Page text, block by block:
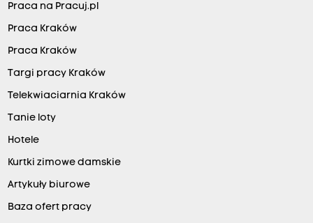
Praca na Pracuj.pl
Praca Kraków
Praca Kraków
Targi pracy Kraków
Telekwiaciarnia Kraków
Tanie loty
Hotele
Kurtki zimowe damskie
Artykuły biurowe
Baza ofert pracy